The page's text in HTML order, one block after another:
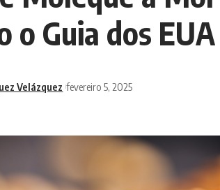
o Guia dos EUA
Velázquez fevereiro 5, 2025